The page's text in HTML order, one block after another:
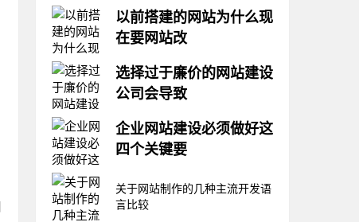
自2022年7月19日以来，根据本
地疫情防控部门要求，我司停止
一切线下办公和业务往来。7月
束，我司办公以及对外业务也随
之转入正常。希望公司员工持续
做好疫情防控工作，保护好自
己，以更高的热情投入到工作中
去。同时向公
以前搭建的网站为什么现
在要网站改
互联网的发展变化是非常快的，
我们以前搭建的网站过上几年，
在界面上、功能上等多个方面就
网站上线后，运营效果不是那么
的理想，这时候我们可以不妨考
虑下对网站进行重新规划改版设
小编就来谈谈网站
选择过于廉价的网站建设
公司会导致
在任何行业中，作为客户方都喜
欢廉价，想花费最少的钱获得自
己需求的服务。而在网站建设
站建设公司，便会导致网站出现
诸多后果!一、无售后无保障免
费建站基本上都是套用模板使用
企业网站建设必须做好这
四个关键要
系统工程，但以下这四个关键要
点必须要抓住才能树立企业良好
关于网站制作的几种主流开发语
言比较